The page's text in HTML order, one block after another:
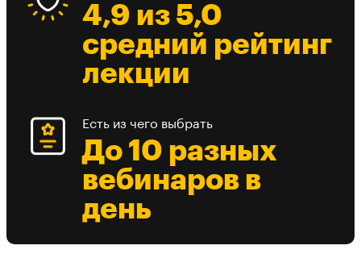
4,9 из 5,0
средний рейтинг
лекции
Есть из чего выбрать
До 10 разных
вебинаров в
день